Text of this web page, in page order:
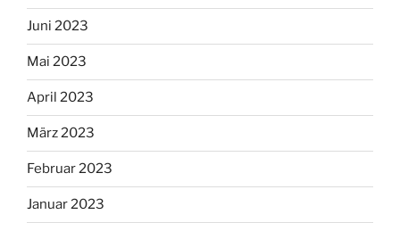
Juni 2023
Mai 2023
April 2023
März 2023
Februar 2023
Januar 2023